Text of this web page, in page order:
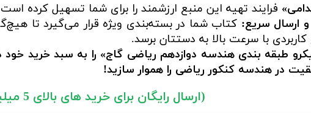
فرایند تهیه این منبع ارزشمند را برای شما تسهیل کرده
ارسال سریع: کتاب شما در بسته‌بندی ویژه قرار می‌گیرد تا
با سرعت بالا به دستتان برسد.
طبقه بندی هندسه دوازدهم ریاضی گاج» را به سبد خرید
در هندسه کنکور ریاضی را هموار سازید!
(ارسال رایگان برای خرید های بالای 5 میلیون تومان)